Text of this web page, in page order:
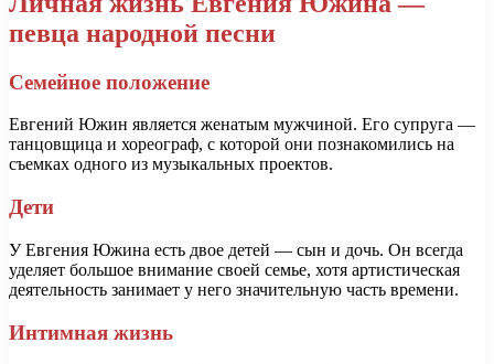
певца народной песни
Семейное положение
Евгений Южин является женатым мужчиной. Его супруга —
танцовщица и хореограф, с которой они познакомились на
съемках одного из музыкальных проектов.
Дети
У Евгения Южина есть двое детей — сын и дочь. Он всегда
уделяет большое внимание своей семье, хотя артистическая
деятельность занимает у него значительную часть времени.
Интимная жизнь